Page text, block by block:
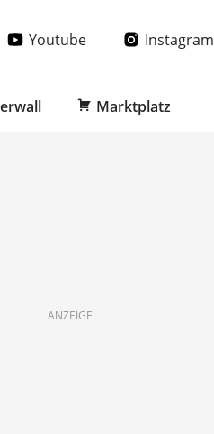
Youtube Instagram
Marktplatz
ANZEIGE